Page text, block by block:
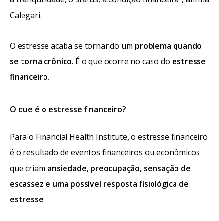
Calegari.
O estresse acaba se tornando um problema quando
se torna crônico. É o que ocorre no caso do estresse
financeiro.
O que é o estresse financeiro?
Para o Financial Health Institute,o estresse financeiro
é o resultado de eventos financeiros ou econômicos
que criam ansiedade, preocupação, sensação de
escassez e uma possível resposta fisiológica de
estresse.